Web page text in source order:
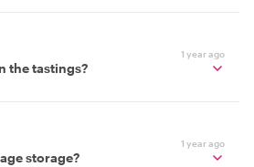
1 year ago
the tastings?
1 year ago
storage?